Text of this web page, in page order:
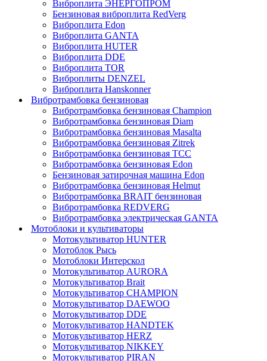
Виброплита ЭНЕРГОПРОМ
Бензиновая виброплита RedVerg
Виброплита Edon
Виброплита GANTA
Виброплита HUTER
Виброплита DDE
Виброплита TOR
Виброплиты DENZEL
Виброплита Hanskonner
Вибротрамбовка бензиновая
Вибротрамбовка бензиновая Champion
Вибротрамбовка бензиновая Diam
Вибротрамбовка бензиновая Masalta
Вибротрамбовка бензиновая Zitrek
Вибротрамбовка бензиновая ТСС
Вибротрамбовка бензиновая Edon
Бензиновая затирочная машина Edon
Вибротрамбовка бензиновая Helmut
Вибротрамбовка BRAIT бензиновая
Вибротрамбовка REDVERG
Вибротрамбовка электрическая GANTA
Мотоблоки и культиваторы
Мотокультиватор HUNTER
Мотоблок Рысь
Мотоблоки Интерскол
Мотокультиватор AURORA
Мотокультиватор Brait
Мотокультиватор CHAMPION
Мотокультиватор DAEWOO
Мотокультиватор DDE
Мотокультиватор HANDTEK
Мотокультиватор HERZ
Мотокультиватор NIKKEY
Мотокультиватор PIRAN